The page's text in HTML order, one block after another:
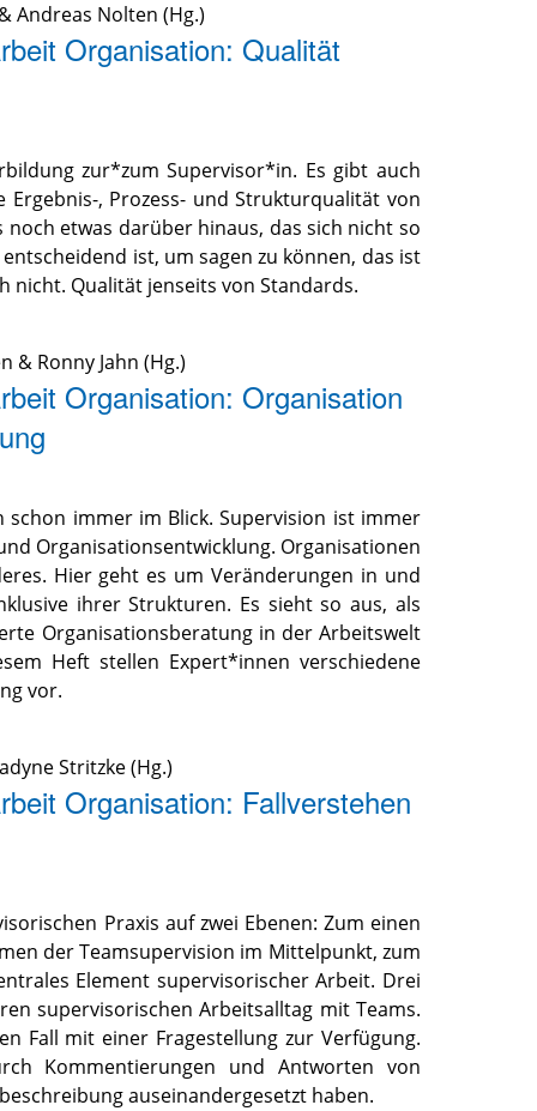
&Andreas Nolten (Hg.)
Organisation: Qualität
zur*zum Supervisor*in. Es gibt auch
, Prozess- und Strukturqualität von
etwas darüber hinaus, das sich nicht so
ist, um sagen zu können, das ist
nicht. Qualität jenseits von Standards.
& Ronny Jahn (Hg.)
Organisation: Organisation
schon immer im Blick. Supervision ist immer
Organisationsentwicklung. Organisationen
Hier geht es um Veränderungen in und
ihrer Strukturen. Es sieht so aus, als
Organisationsberatung in der Arbeitswelt
Heft stellen Expert*innen verschiedene
vor.
Stritzke (Hg.)
Organisation: Fallverstehen
Praxis auf zwei Ebenen: Zum einen
der Teamsupervision im Mittelpunkt, zum
Element supervisorischer Arbeit. Drei
supervisorischen Arbeitsalltag mit Teams.
Fall mit einer Fragestellung zur Verfügung.
Kommentierungen und Antworten von
auseinandergesetzt haben.